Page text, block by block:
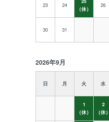
23 24
（休）
26
30 31
2026年9月
日 月 火 水
1
（休）
2
（休）